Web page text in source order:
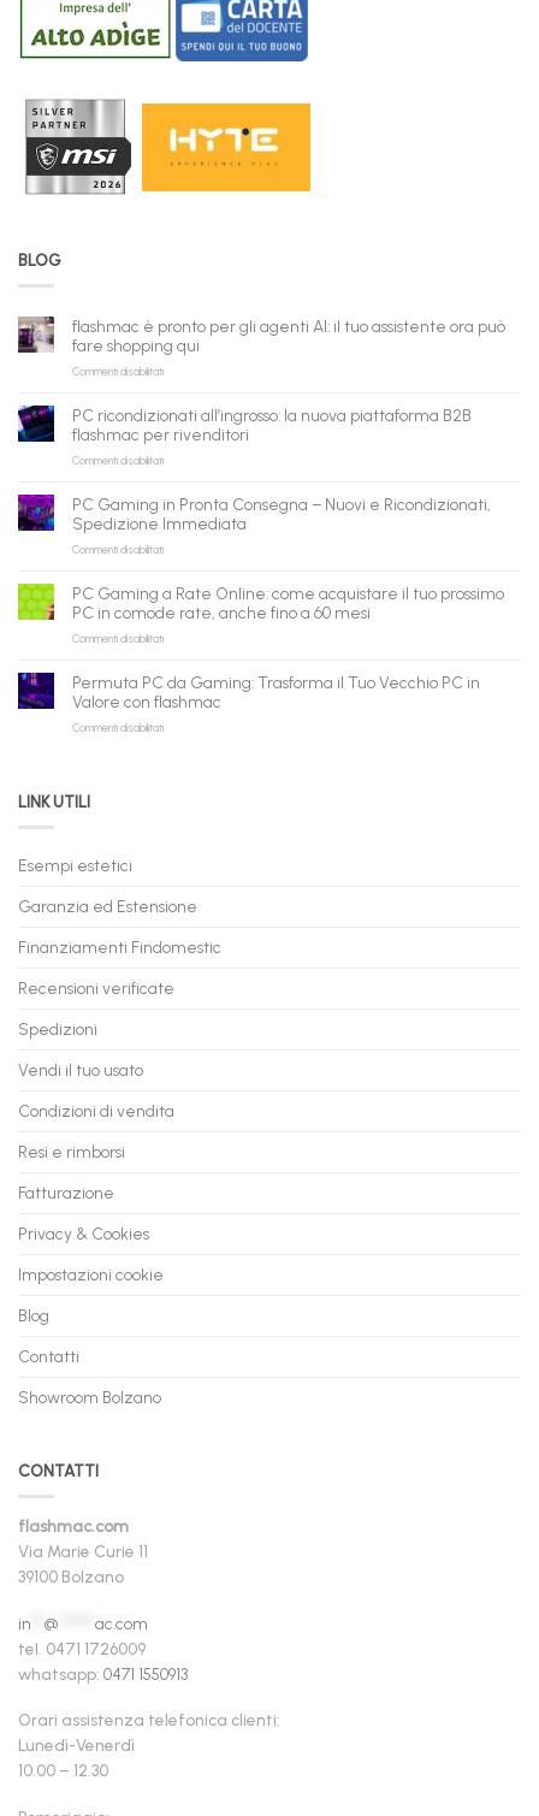
BLOG
flashmac è pronto per gli agenti AI: il tuo assistente ora può
fare shopping qui
Commenti disabilitatisu
pronto
per
gli
il
tuo
assistente
può
fare
shopping
qui
PC ricondizionati all’ingrosso: la nuova piattaforma B2B
flashmac per rivenditori
Commenti disabilitatisu
all’ingrosso:
la
nuova
B2B
flashmac
per
rivenditori
PC Gaming in Pronta Consegna – Nuovi e Ricondizionati,
Spedizione Immediata
Commenti disabilitatisu
in
Pronta
Consegna
Nuovi
Ricondizionati,
Spedizione
PC Gaming a Rate Online: come acquistare il tuo prossimo
PC in comode rate, anche fino a 60 mesi
Commenti disabilitatisu
a
Rate
Online:
anche
a
Permuta PC da Gaming: Trasforma il Tuo Vecchio PC in
Valore con flashmac
Commenti disabilitatisu
in
con
LINK UTILI
Esempi estetici
Garanzia ed Estensione
Finanziamenti Findomestic
Recensioni verificate
Spedizioni
Vendi il tuo usato
Condizioni di vendita
Resi e rimborsi
Fatturazione
Privacy & Cookies
Impostazioni cookie
Blog
Contatti
Showroom Bolzano
CONTATTI
flashmac.com
Via Marie Curie 11
39100 Bolzano
in @
ac.com
tel. 0471 1726009
whatsapp: 0471 1550913
Orari assistenza telefonica clienti:
Lunedì-Venerdì
10.00 – 12.30